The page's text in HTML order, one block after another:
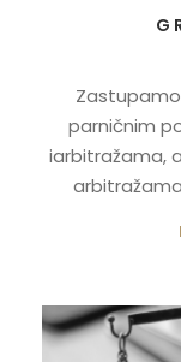
parničnim
iarbitražama,